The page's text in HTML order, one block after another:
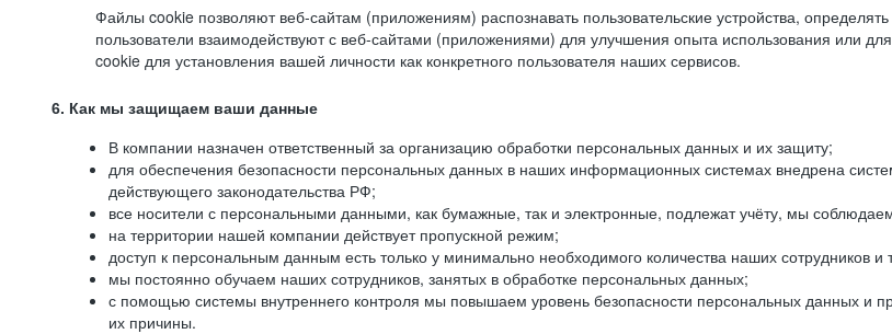
Файлы cookie позволяют веб-сайтам (приложениям) распознавать пользовательские устройства, определять
пользователи взаимодействуют с веб-сайтами (приложениями) для улучшения опыта использования или
cookie для установления вашей личности как конкретного пользователя наших сервисов.
6. Как мы защищаем ваши данные
В компании назначен ответственный за организацию обработки персональных данных и их защиту;
для обеспечения безопасности персональных данных в наших информационных системах внедрена
действующего законодательства РФ;
все носители с персональными данными, как бумажные, так и электронные, подлежат учёту, мы
на территории нашей компании действует пропускной режим;
доступ к персональным данным есть только у минимально необходимого количества наших сотрудников
мы постоянно обучаем наших сотрудников, занятых в обработке персональных данных;
с помощью системы внутреннего контроля мы повышаем уровень безопасности персональных данных и
их причины.